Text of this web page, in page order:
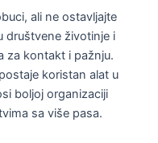
ali ne ostavljajte
društvene životinje i
za kontakt i pažnju.
koristan alat u
boljoj organizaciji
sa više pasa.